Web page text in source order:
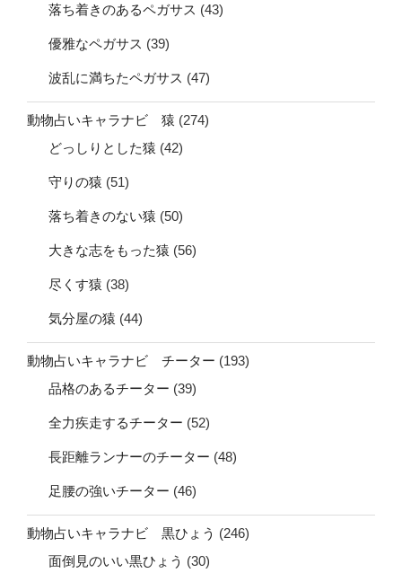
落ち着きのあるペガサス (43)
優雅なペガサス (39)
波乱に満ちたペガサス (47)
動物占いキャラナビ 猿 (274)
どっしりとした猿 (42)
守りの猿 (51)
落ち着きのない猿 (50)
大きな志をもった猿 (56)
尽くす猿 (38)
気分屋の猿 (44)
動物占いキャラナビ チーター (193)
品格のあるチーター (39)
全力疾走するチーター (52)
長距離ランナーのチーター (48)
足腰の強いチーター (46)
動物占いキャラナビ 黒ひょう (246)
面倒見のいい黒ひょう (30)